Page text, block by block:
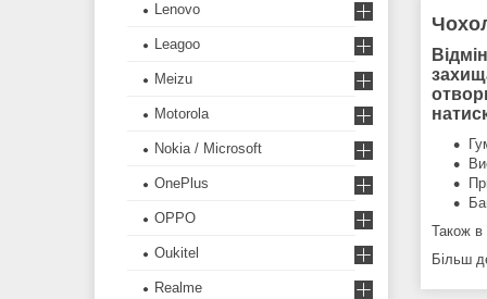
Також в
Більш
Lenovo
Leagoo
Meizu
Motorola
Nokia / Microsoft
OnePlus
OPPO
Oukitel
Realme